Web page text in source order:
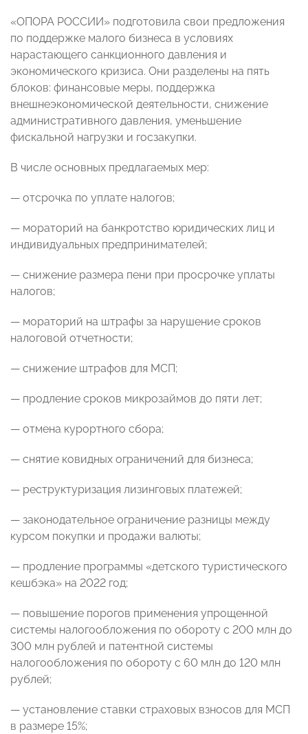
«ОПОРА РОССИИ» подготовила свои предложения
по поддержке малого бизнеса в условиях
нарастающего санкционного давления и
экономического кризиса. Они разделены на пять
блоков: финансовые меры, поддержка
внешнеэкономической деятельности, снижение
административного давления, уменьшение
фискальной нагрузки и госзакупки.
В числе основных предлагаемых мер:
— отсрочка по уплате налогов;
— мораторий на банкротство юридических лиц и
индивидуальных предпринимателей;
— снижение размера пени при просрочке уплаты
налогов;
— мораторий на штрафы за нарушение сроков
налоговой отчетности;
— снижение штрафов для МСП;
— продление сроков микрозаймов до пяти лет;
— отмена курортного сбора;
— снятие ковидных ограничений для бизнеса;
— реструктуризация лизинговых платежей;
— законодательное ограничение разницы между
курсом покупки и продажи валюты;
— продление программы «детского туристического
кешбэка» на 2022 год;
— повышение порогов применения упрощенной
системы налогообложения по обороту с 200 млн до
300 млн рублей и патентной системы
налогообложения по обороту с 60 млн до 120 млн
рублей;
— установление ставки страховых взносов для МСП
в размере 15%;